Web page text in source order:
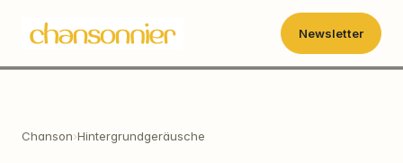
Newsletter
Chanson›Hintergrundgeräusche